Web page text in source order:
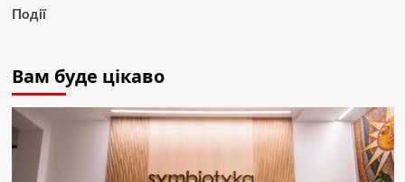
Події
Вам буде цікаво